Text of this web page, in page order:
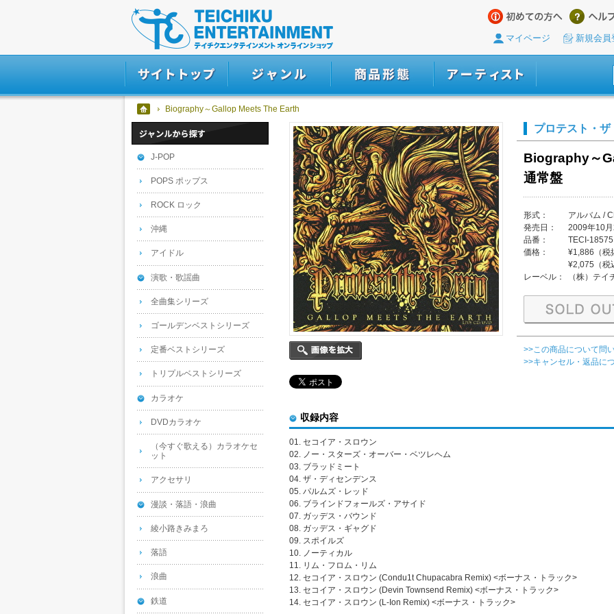
マイページ 新規会員
Biography～Gallop Meets The Earth
プロテスト・
Biography～
通常盤
形式：
アルバム /
発売日：
2009年10月
品番：
TECI-18575
価格：
¥1,886（税
¥2,075（税
レーベル：
（株）テ
>>この商品について問
>>キャンセル・返品に
収録内容
01. セコイア・スロウン
02. ノー・スターズ・オーバー・ベツレヘム
03. ブラッドミート
04. ザ・ディセンデンス
05. パルムズ・レッド
06. ブラインドフォールズ・アサイド
07. ガッデス・バウンド
08. ガッデス・ギャグド
09. スポイルズ
10. ノーティカル
11. リム・フロム・リム
12. セコイア・スロウン (Condu1t Chupacabra Remix) <ボーナス・トラック>
13. セコイア・スロウン (Devin Townsend Remix) <ボーナス・トラック>
14. セコイア・スロウン (L-Ion Remix) <ボーナス・トラック>
J-POP
POPS ポップス
ROCK ロック
沖縄
アイドル
演歌・歌謡曲
全曲集シリーズ
ゴールデンベストシリーズ
定番ベストシリーズ
トリプルベストシリーズ
カラオケ
DVDカラオケ
（今すぐ歌える）カラオケセ
ット
アクセサリ
漫談・落語・浪曲
綾小路きみまろ
落語
浪曲
鉄道